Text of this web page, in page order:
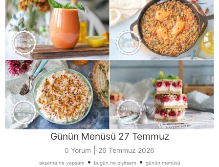
Günün Menüsü 27 Temmuz
0 Yorum 26 Temmuz 2026
akşama ne yapsam • bugün ne pişirsem • günün menüsü